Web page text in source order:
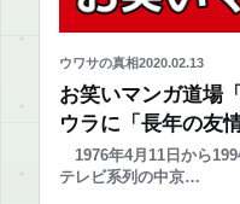
ウワサの真相2020.02.13
お笑いマンガ道場
ウラに「長年の友情
1976年4月11日から
テレビ系列の中京…